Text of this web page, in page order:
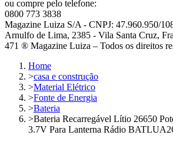
ou compre pelo telefone:
0800 773 3838
Magazine Luiza S/A - CNPJ: 47.960.950/
Arnulfo de Lima, 2385 - Vila Santa Cruz,
471 ® Magazine Luiza – Todos os direitos
Home
>casa e construção
>Material Elétrico
>Fonte de Energia
>Bateria
>Bateria Recarregável Lítio 26650
3.7V Para Lanterna Rádio